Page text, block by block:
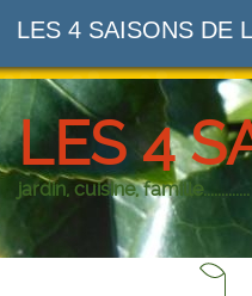
LES 4 SAISONS DE
LES 4
jardin, cuisine, famille.............